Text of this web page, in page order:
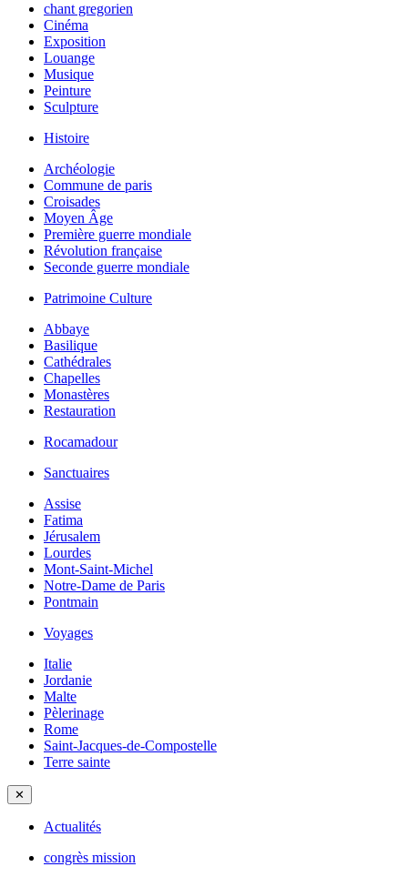
chant gregorien
Cinéma
Exposition
Louange
Musique
Peinture
Sculpture
Histoire
Archéologie
Commune de paris
Croisades
Moyen Âge
Première guerre mondiale
Révolution française
Seconde guerre mondiale
Patrimoine Culture
Abbaye
Basilique
Cathédrales
Chapelles
Monastères
Restauration
Rocamadour
Sanctuaires
Assise
Fatima
Jérusalem
Lourdes
Mont-Saint-Michel
Notre-Dame de Paris
Pontmain
Voyages
Italie
Jordanie
Malte
Pèlerinage
Rome
Saint-Jacques-de-Compostelle
Terre sainte
✕
Actualités
congrès mission